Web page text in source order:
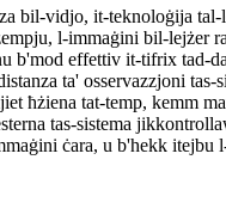
bil-vidjo, it-teknoloġija
l-immaġini bil-lejżer
b'mod effettiv it-tifrix tad-
ta' osservazzjoni
ħżiena tat-temp, kemm
tas-sistema
ċara, u b'hekk itejbu